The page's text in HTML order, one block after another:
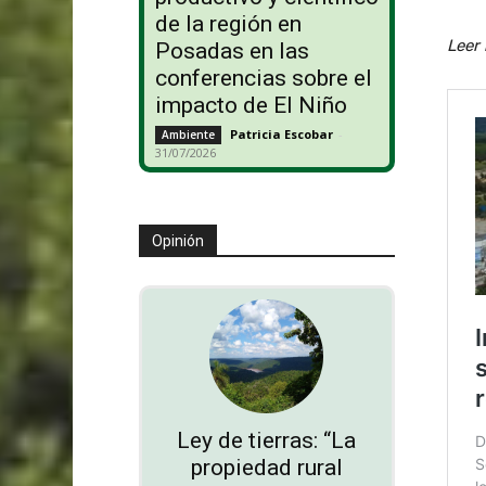
de la región en
Posadas en las
conferencias sobre el
impacto de El Niño
Ambiente Patricia Escobar -
31/07/2026
Opinión
Ley de tierras: “La
propiedad rural
Leer